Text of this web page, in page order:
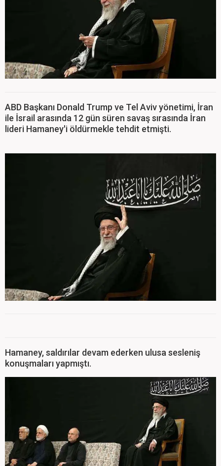
ABD Başkanı Donald Trump ve Tel Aviv yönetimi, İran
ile İsrail arasında 12 gün süren savaş sırasında İran
lideri Hamaney'i öldürmekle tehdit etmişti.
Hamaney, saldırılar devam ederken ulusa sesleniş
konuşmaları yapmıştı.